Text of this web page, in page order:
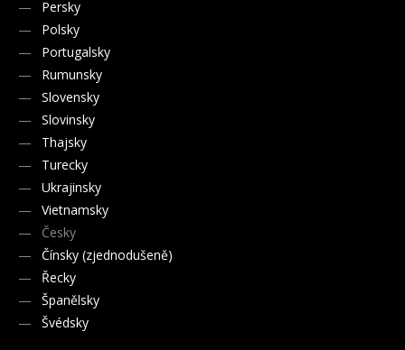
Persky
Polsky
Portugalsky
Rumunsky
Slovensky
Slovinsky
Thajsky
Turecky
Ukrajinsky
Vietnamsky
Česky
Čínsky (zjednodušeně)
Řecky
Španělsky
Švédsky